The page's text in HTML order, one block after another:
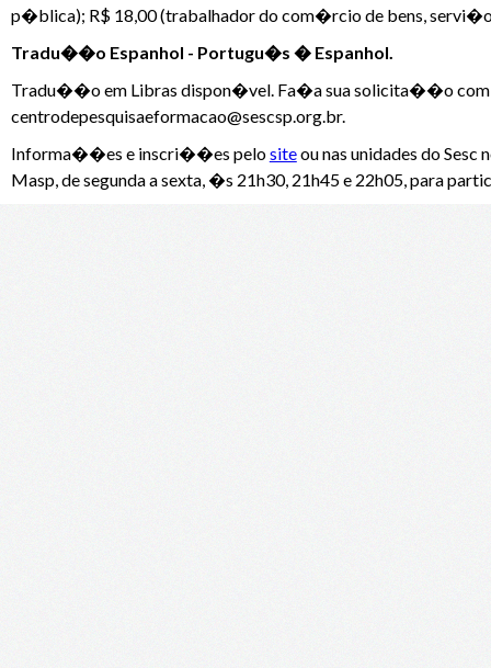
p�blica); R$ 18,00 (trabalhador do com�rcio de bens,
Tradu��o Espanhol - Portugu�s � Espanhol.
Tradu��o em Libras dispon�vel. Fa�a sua solicita��o com
centrodepesquisaeformacao@sescsp.org.br.
Informa��es e inscri��es pelositeou nas unidades do
Masp, de segunda a sexta, �s 21h30, 21h45 e 22h05, para